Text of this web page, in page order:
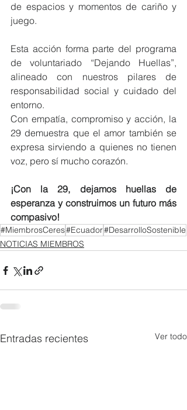
de espacios y momentos de cariño y
juego.
Esta acción forma parte del programa
de voluntariado “Dejando Huellas”,
alineado con nuestros pilares de
responsabilidad social y cuidado del
entorno.
Con empatía, compromiso y acción, la
29 demuestra que el amor también se
expresa sirviendo a quienes no tienen
voz, pero sí mucho corazón.
¡Con la 29, dejamos huellas de
esperanza y construimos un futuro más
compasivo!
#MiembrosCeres#Ecuador#DesarrolloSostenible
NOTICIAS MIEMBROS
Entradas recientes Ver todo